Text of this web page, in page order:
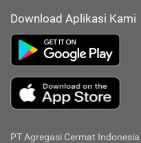
Download Aplikasi Kami
PT Agregasi Cermat Indonesia